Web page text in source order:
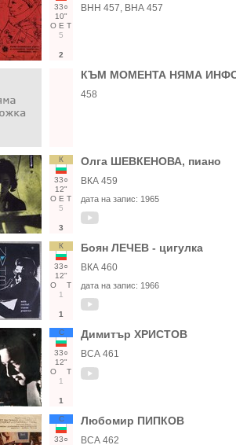
33○
10"
О Е Т
5
2
ВНН 457, ВНА 457
КЪМ МОМЕНТА НЯМА
458
К
33○
12"
О Е Т
5
3
Олга ШЕВКЕНОВА, пиано
ВКА 459
дата на запис: 1965
К
33○
12"
О
Т
1
1
Боян ЛЕЧЕВ - цигулка
ВКА 460
дата на запис: 1966
С
33○
12"
О
Т
1
1
Димитър ХРИСТОВ
ВСА 461
С
33○
Любомир ПИПКОВ
ВСА 462